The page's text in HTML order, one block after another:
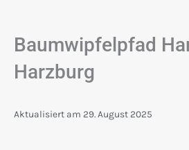
Baumwipfelpfad
Harzburg
Aktualisiert am 29. August 2025